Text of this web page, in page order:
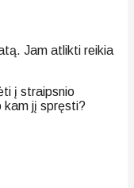
Jam atlikti reikia
į straipsnio
kam jį spręsti?